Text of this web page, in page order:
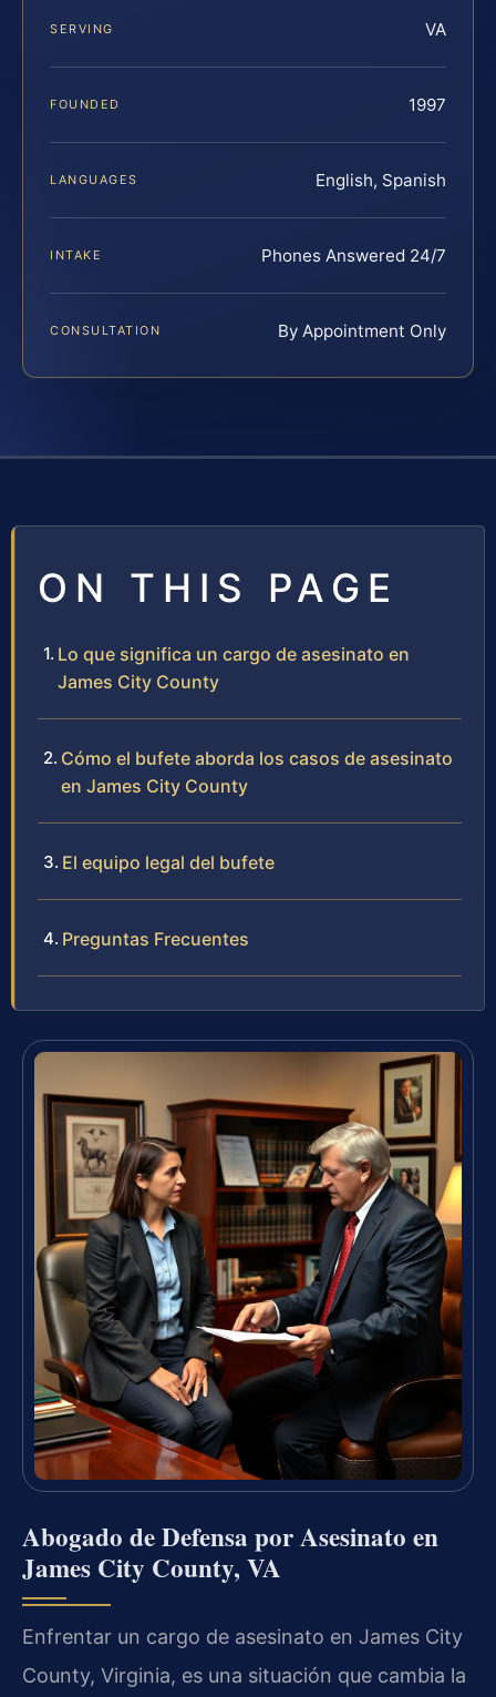
SERVING VA
FOUNDED 1997
LANGUAGES English, Spanish
INTAKE Phones Answered 24/7
CONSULTATION By Appointment Only
ON THIS PAGE
Lo que significa un cargo de asesinato en
James City County
Cómo el bufete aborda los casos de asesinato
en James City County
El equipo legal del bufete
Preguntas Frecuentes
Abogado de Defensa por Asesinato en
James City County, VA
Enfrentar un cargo de asesinato en James City
County, Virginia, es una situación que cambia la